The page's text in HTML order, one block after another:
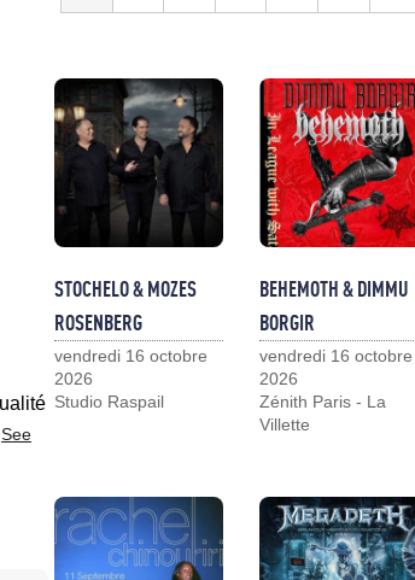
See
STOCHELO & MOZES
ROSENBERG
vendredi 16 octobre
2026
Studio Raspail
BEHEMOTH & DIMMU
BORGIR
vendredi 16 octobre
2026
Zénith Paris - La
Villette